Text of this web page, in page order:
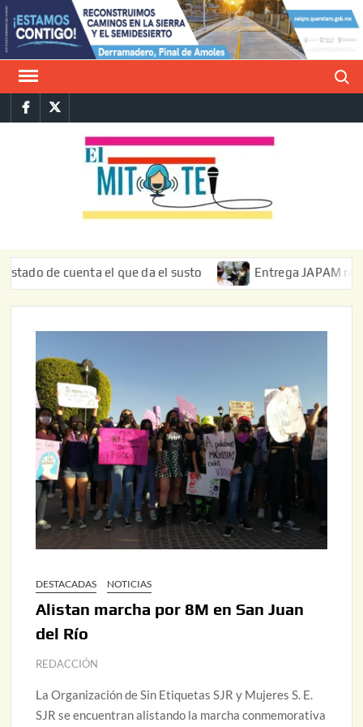
Saltar
al
contenido
FacebookTwitter
cuenta el que da el susto Entrega JAPAM
DESTACADAS NOTICIAS
Alistan marcha por 8M en San Juan
del Río
REDACCIÓN
La Organización de Sin Etiquetas SJR y Mujeres S. E.
SJR se encuentran alistando la marcha conmemorativa